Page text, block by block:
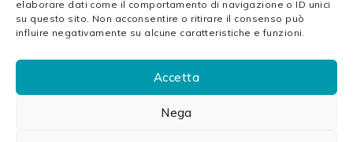
elaborare dati come il comportamento di navigazione o ID unici
su questo sito. Non acconsentire o ritirare il consenso può
influire negativamente su alcune caratteristiche e funzioni.
Accetta
Nega
Maximum width: 2,80 mt
Deck width: 1.80 mt
Lateral floatation tube: dia 500 mm
Maximum load capacity: 2.200 kg